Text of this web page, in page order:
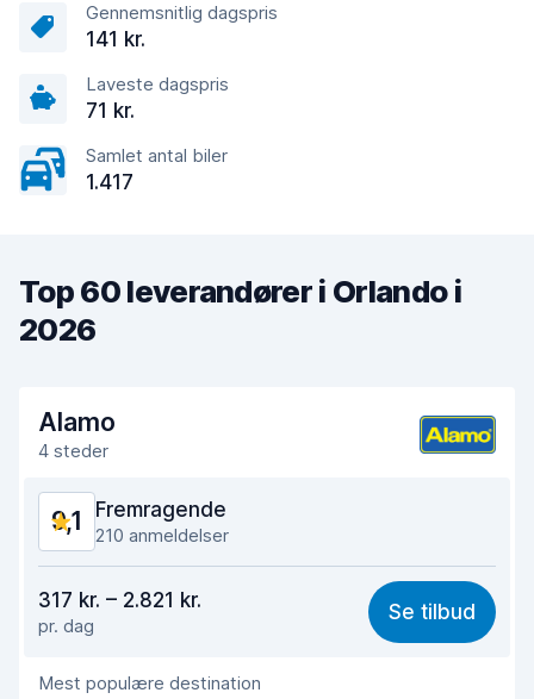
Gennemsnitlig dagspris
141 kr.
Laveste dagspris
71 kr.
Samlet antal biler
1.417
Top 60 leverandører i Orlando i
2026
Alamo
4 steder
9,1 Fremragende
210 anmeldelser
8,8
Nemt at finde 9,2
Agentens hjælpsomhed
317 kr. – 2.821 kr.
pr. dag
Se tilbud
Mest populære destination